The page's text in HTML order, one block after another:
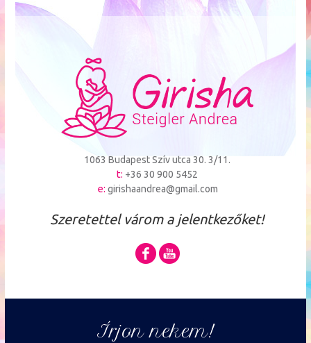
1063 Budapest Szív utca 30. 3/11.
t: +36 30 900 5452
e: girishaandrea@gmail.com
Szeretettel várom a jelentkezőket!
Írjon nekem!